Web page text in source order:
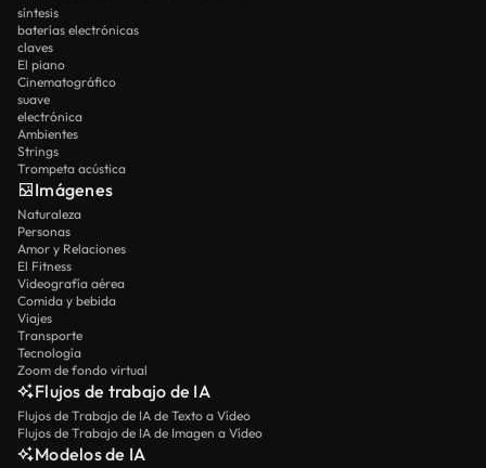
síntesis
baterías electrónicas
claves
El piano
Cinematográfico
suave
electrónica
Ambientes
Strings
Trompeta acústica
Imágenes
Naturaleza
Personas
Amor y Relaciones
El Fitness
Videografía aérea
Comida y bebida
Viajes
Transporte
Tecnología
Zoom de fondo virtual
Flujos de trabajo de IA
Flujos de Trabajo de IA de Texto a Vídeo
Flujos de Trabajo de IA de Imagen a Vídeo
Modelos de IA